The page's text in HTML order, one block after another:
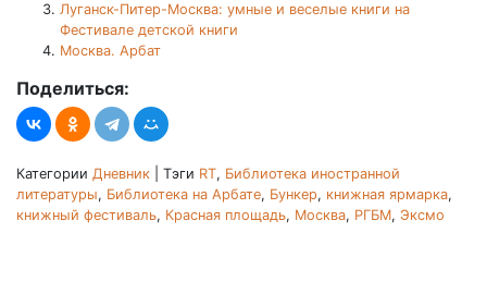
Луганск-Питер-Москва: умные и веселые книги на
Фестивале детской книги
Москва. Арбат
Поделиться:
Категории Дневник Тэги RT, Библиотека иностранной
литературы, Библиотека на Арбате, Бункер, книжная ярмарка,
книжный фестиваль, Красная площадь, Москва, РГБМ, Эксмо